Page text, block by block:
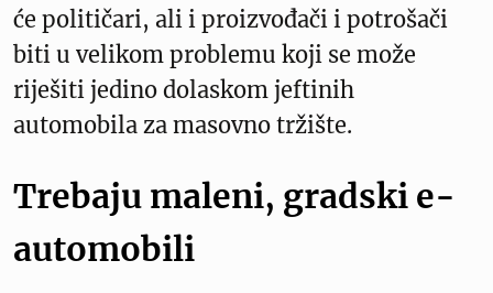
će političari, ali i proizvođači i potrošači
biti u velikom problemu koji se može
riješiti jedino dolaskom jeftinih
automobila za masovno tržište.
Trebaju maleni, gradski e-
automobili